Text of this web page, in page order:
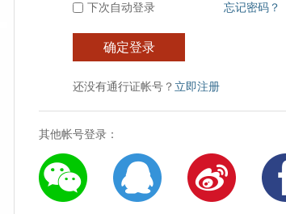
下次自动登录 忘记密码？
确定登录
还没有通行证帐号？ 立即注册
其他帐号登录：